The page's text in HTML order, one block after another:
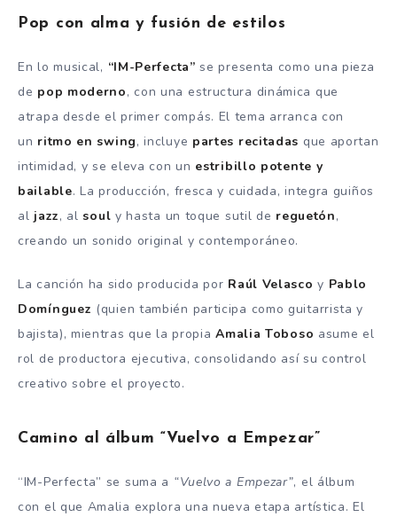
Pop con alma y fusión de estilos
En lo musical, “IM-Perfecta” se presenta como una pieza
de pop moderno, con una estructura dinámica que
atrapa desde el primer compás. El tema arranca con
un ritmo en swing, incluye partes recitadas que aportan
intimidad, y se eleva con un estribillo potente y
bailable. La producción, fresca y cuidada, integra guiños
al jazz, alsoul y hasta un toque sutil de reguetón,
creando un sonido original y contemporáneo.
La canción ha sido producida por Raúl Velasco y Pablo
Domínguez (quien también participa como guitarrista y
bajista), mientras que la propiaAmalia Toboso asume el
rol de productora ejecutiva, consolidando así su control
creativo sobre el proyecto.
Camino al álbum “Vuelvo a Empezar”
“IM-Perfecta” se suma a “Vuelvo a Empezar”, el álbum
con el que Amalia explora una nueva etapa artística. El